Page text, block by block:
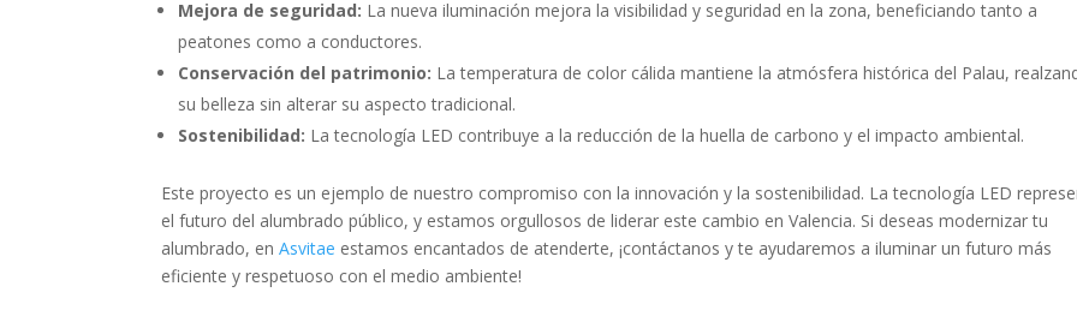
Mejora de seguridad: La nueva iluminación mejora la visibilidad y seguridad en la zona, beneficiando tanto a
peatones como a conductores.
Conservación del patrimonio: La temperatura de color cálida mantiene la atmósfera histórica del Palau,
su belleza sin alterar su aspecto tradicional.
Sostenibilidad: La tecnología LED contribuye a la reducción de la huella de carbono y el impacto ambiental.
Este proyecto es un ejemplo de nuestro compromiso con la innovación y la sostenibilidad. La tecnología LED
el futuro del alumbrado público, y estamos orgullosos de liderar este cambio en Valencia. Si deseas modernizar tu
alumbrado, enAsvitae estamos encantados de atenderte, ¡contáctanos y te ayudaremos a iluminar un futuro más
eficiente y respetuoso con el medio ambiente!